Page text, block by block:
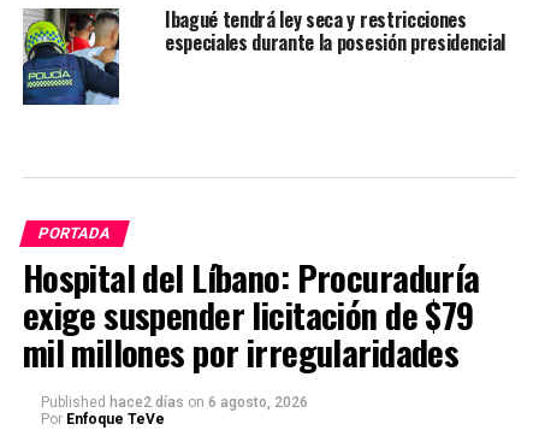
Ibagué tendrá ley seca y restricciones
especiales durante la posesión presidencial
PORTADA
Hospital del Líbano: Procuraduría
exige suspender licitación de $79
mil millones por irregularidades
Published hace2 días on 6 agosto, 2026
Por Enfoque TeVe